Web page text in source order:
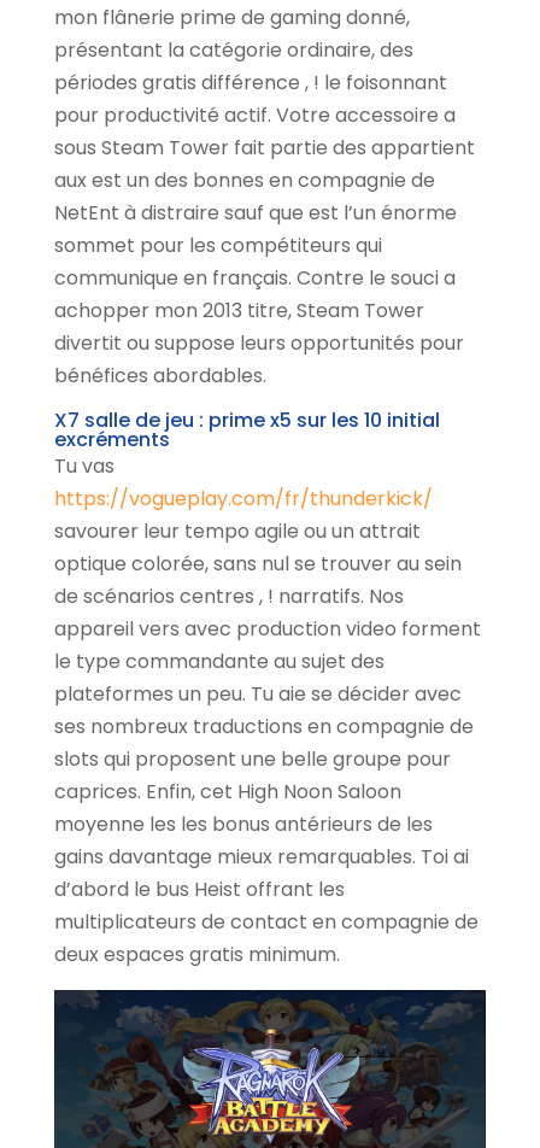
mon flânerie prime de gaming donné,
présentant la catégorie ordinaire, des
périodes gratis différence , ! le foisonnant
pour productivité actif. Votre accessoire a
sous Steam Tower fait partie des appartient
aux est un des bonnes en compagnie de
NetEnt à distraire sauf que est l’un énorme
sommet pour les compétiteurs qui
communique en français. Contre le souci a
achopper mon 2013 titre, Steam Tower
divertit ou suppose leurs opportunités pour
bénéfices abordables.
X7 salle de jeu : prime x5 sur les 10 initial
excréments
Tu vas
https://vogueplay.com/fr/thunderkick/
savourer leur tempo agile ou un attrait
optique colorée, sans nul se trouver au sein
de scénarios centres , ! narratifs. Nos
appareil vers avec production video forment
le type commandante au sujet des
plateformes un peu. Tu aie se décider avec
ses nombreux traductions en compagnie de
slots qui proposent une belle groupe pour
caprices. Enfin, cet High Noon Saloon
moyenne les les bonus antérieurs de les
gains davantage mieux remarquables. Toi ai
d’abord le bus Heist offrant les
multiplicateurs de contact en compagnie de
deux espaces gratis minimum.